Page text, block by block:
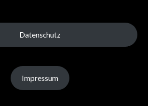
Datenschutz
Impressum